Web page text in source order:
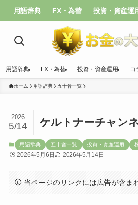
用語辞典 FX・為替 投資・資産運
用語辞典 FX・為替 投資・資産運用 コ
ホーム 用語辞典 五十音一覧
ケルトナーチャン
2026
5/14
用語辞典 五十音一覧 投資・資産運用
2026年5月6日 2026年5月14日
当ページのリンクには広告が含ま